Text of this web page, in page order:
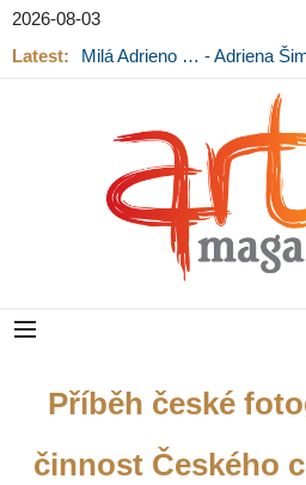
2026-08-03
Latest:
Milá Adrieno … - Adriena
Příběh české
činnost Českého